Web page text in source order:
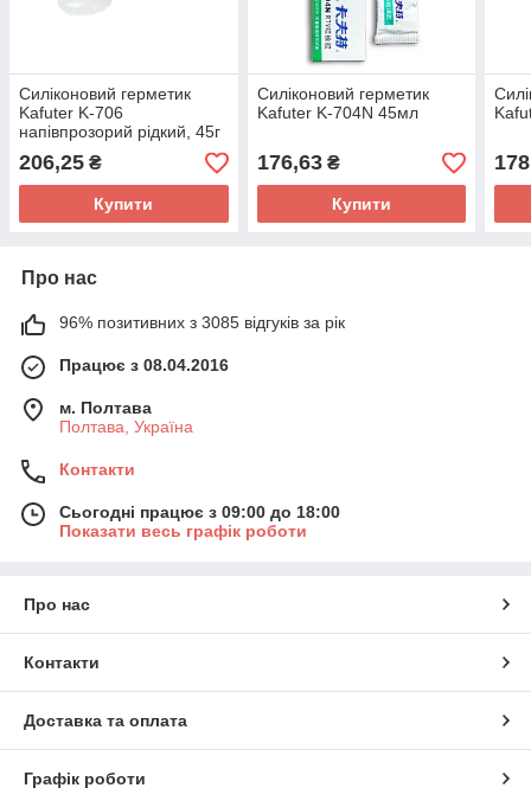
Силіконовий герметик
Kafuter K-706
напівпрозорий рідкий, 45г
206,25 ₴
Купити
Силіконовий герметик
Kafuter K-704N 45мл
176,63₴
Купити
Про нас
96% позитивних з 3085 відгуків за рік
Працює з 08.04.2016
м. Полтава
Полтава, Україна
Контакти
Сьогодні працює з 09:00 до 18:00
Показати весь графік роботи
Про нас
Контакти
Доставка та оплата
Графік роботи